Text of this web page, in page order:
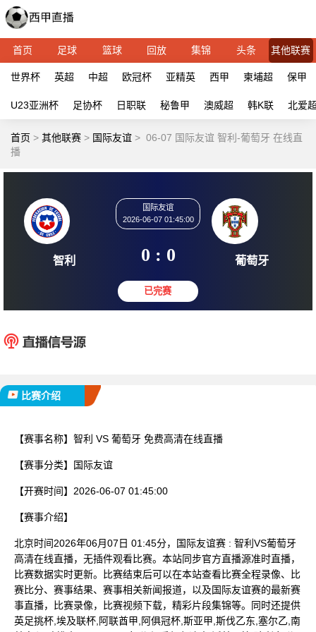
首页 足球 篮球 回放 集锦 头条 其他联赛
世界杯 英超 中超 欧冠杯 亚精英 西甲 柬埔超 保甲
U23亚洲杯 足协杯 日职联 秘鲁甲 澳威超 韩K联 北爱
首页 > 其他联赛 > 国际友谊 > 06-07 国际友谊 智利-葡萄牙 在线直
播
国际友谊
0 : 0
比赛介绍
【赛事名称】 智利 VS 葡萄牙 免费高清在线直播
【赛事分类】 国际友谊
【开赛时间】 2026-06-07 01:45:00
【赛事介绍】
北京时间2026年06月07日 01:45分，国际友谊赛 : 智利VS葡萄牙
高清在线直播，无插件观看比赛。本站同步官方直播源准时直播，
比赛数据实时更新。比赛结束后可以在本站查看比赛全程录像、比
赛比分、赛事结果、赛事相关新闻报道，以及国际友谊赛的最新赛
事直播，比赛录像，比赛视频下载，精彩片段集锦等。同时还提供
英足挑杯,埃及联杯,阿联酋甲,阿俱冠杯,斯亚甲,斯伐乙东,塞尔乙,南